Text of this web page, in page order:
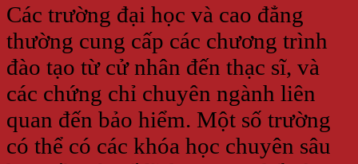
Các trường đại học và cao đẳng
thường cung cấp các chương trình
đào tạo từ cử nhân đến thạc sĩ, và
các chứng chỉ chuyên ngành liên
quan đến bảo hiểm. Một số trường
có thể có các khóa học chuyên sâu